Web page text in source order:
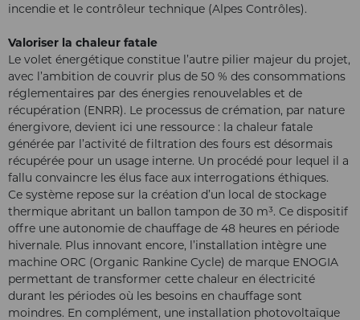
incendie et le contrôleur technique (Alpes Contrôles).
Valoriser la chaleur fatale
Le volet énergétique constitue l’autre pilier majeur du projet,
avec l’ambition de couvrir plus de 50 % des consommations
réglementaires par des énergies renouvelables et de
récupération (ENRR). Le processus de crémation, par nature
énergivore, devient ici une ressource : la chaleur fatale
générée par l’activité de filtration des fours est désormais
récupérée pour un usage interne. Un procédé pour lequel il a
fallu convaincre les élus face aux interrogations éthiques.
Ce système repose sur la création d’un local de stockage
thermique abritant un ballon tampon de 30 m³. Ce dispositif
offre une autonomie de chauffage de 48 heures en période
hivernale. Plus innovant encore, l’installation intègre une
machine ORC (Organic Rankine Cycle) de marque ENOGIA
permettant de transformer cette chaleur en électricité
durant les périodes où les besoins en chauffage sont
moindres. En complément, une installation photovoltaïque